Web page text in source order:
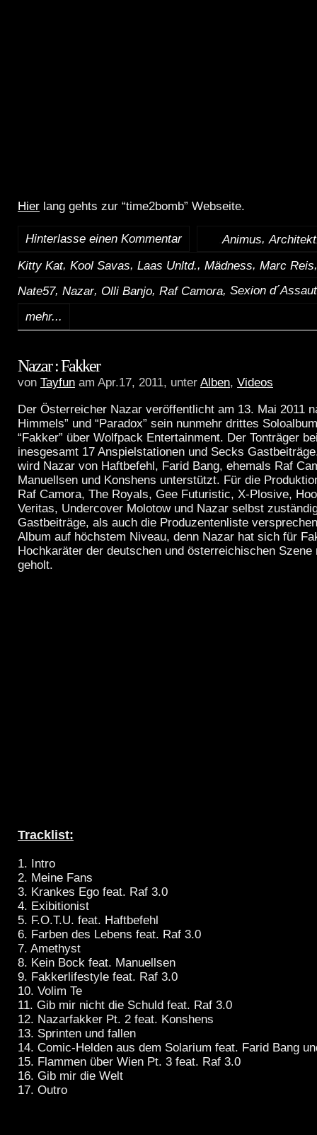
Hier lang gehts zur “time2bomb” Webseite.
Hinterlasse einen Kommentar Animus, Architekt
Kitty Kat, Kool Savas, Laas Unltd., Mädness, Marc Reis
Nate57, Nazar, Olli Banjo, Raf Camora, Sexion
mehr...
Nazar : Fakker
von Tayfun am Apr.17, 2011, unter Alben, Videos
Der Österreicher Nazar veröffentlicht am 13. Mai 2011
Himmels” und “Paradox” sein nunmehr drittes
“Fakker” über Wolfpack Entertainment. Der Tonträger
inesgesamt 17 Anspielstationen und Secks
wird Nazar von Haftbefehl, Farid Bang, ehemals Raf
Manuellsen und Konshens unterstützt. Für die
Raf Camora, The Royals, Gee Futuristic, X-Plosive,
Veritas, Undercover Molotow und Nazar selbst
Gastbeiträge, als auch die Produzentenliste
Album auf höchstem Niveau, denn Nazar hat sich für
Hochkaräter der deutschen und österreichischen Szene
geholt.
Tracklist:
1. Intro
2. Meine Fans
3. Krankes Ego feat. Raf 3.0
4. Exibitionist
5. F.O.T.U. feat. Haftbefehl
6. Farben des Lebens feat. Raf 3.0
7. Amethyst
8. Kein Bock feat. Manuellsen
9. Fakkerlifestyle feat. Raf 3.0
10. Volim Te
11. Gib mir nicht die Schuld feat. Raf 3.0
12. Nazarfakker Pt. 2 feat. Konshens
13. Sprinten und fallen
14. Comic-Helden aus dem Solarium feat. Farid Bang
15. Flammen über Wien Pt. 3 feat. Raf 3.0
16. Gib mir die Welt
17. Outro